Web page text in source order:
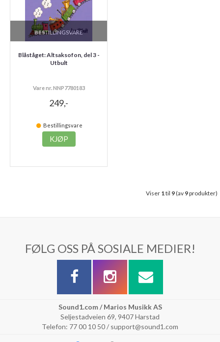
BESTILLINGSVARE
Blåståget: Altsaksofon, del 3 -
Utbult
Vare nr. NNP7780183
249,-
Bestillingsvare
KJØP
Viser 1til 9(av 9produkter)
FØLG OSS PÅ SOSIALE MEDIER!
Sound1.com / Marios Musikk AS
Seljestadveien 69, 9407 Harstad
Telefon: 77 00 10 50 / support@sound1.com